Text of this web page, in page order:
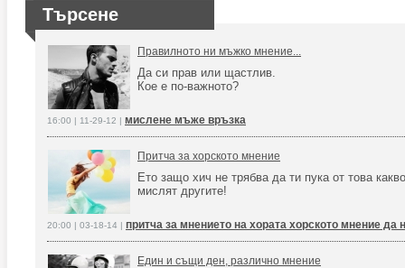
Търсене
Правилното ни мъжко мнение...
Да си прав или щастлив.
Кое е по-важното?
16:00 | 11-29-12 | мислене мъже връзка
Притча за хорското мнение
Ето защо хич не трябва да ти пука от това какво
мислят другите!
20:00 | 03-18-14 | притча за мнението на хората хорското мнение да
Един и същи ден, различно мнение